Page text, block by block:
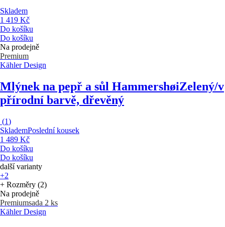
Skladem
1 419 Kč
Do košíku
Do košíku
Na prodejně
Premium
Kähler Design
Mlýnek na pepř a sůl HammershøiZelený/v
přírodní barvě, dřevěný
(1)
SklademPoslední kousek
1 489 Kč
Do košíku
Do košíku
další varianty
+2
+ Rozměry (2)
Na prodejně
Premiumsada 2 ks
Kähler Design